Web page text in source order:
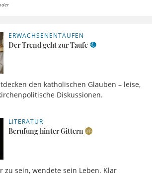
ERWACHSENENTAUFEN
Der Trend geht zur Taufe
den katholischen Glauben – leise,
Diskussionen.
LITERATUR
Berufung hinter Gittern
zu sein, wendete sein Leben. Klar